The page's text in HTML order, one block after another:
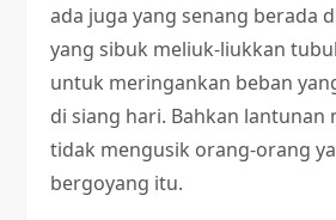
ada juga yang senang berada
yang sibuk meliuk-liukkan
untuk meringankan beban
di siang hari. Bahkan lantunan
tidak mengusik orang-orang
bergoyang itu.